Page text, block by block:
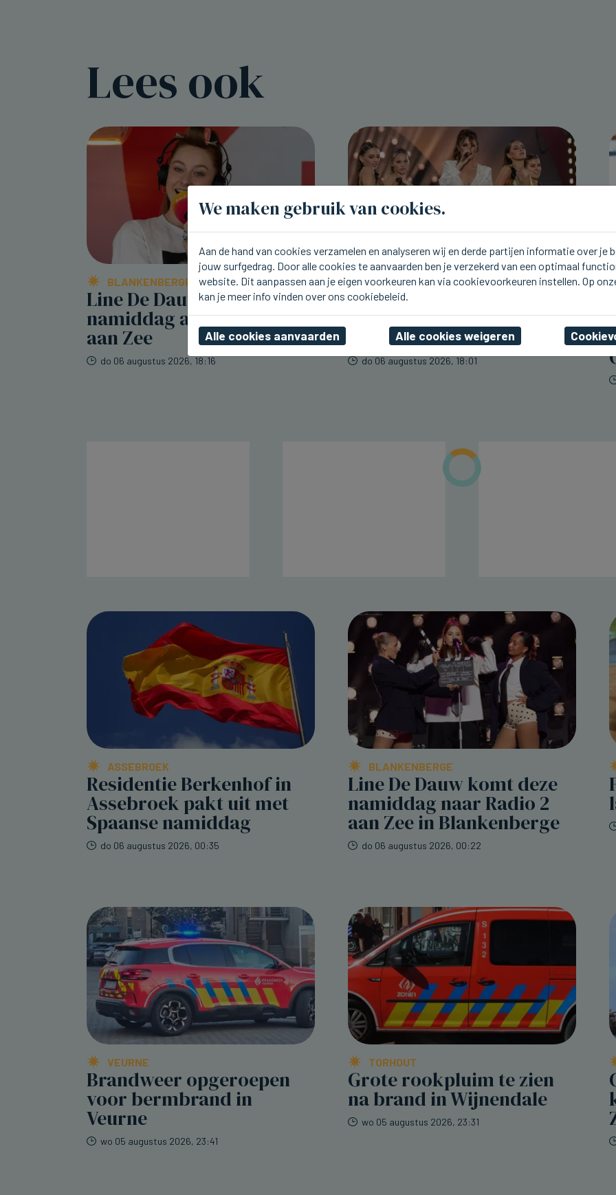
Lees ook
BLANKENBERGE
Line De Dauw kwam deze
namiddag al naar Radio 2
aan Zee
do 06 augustus 2026, 18:16
BLANKENBERGE
Opnamedagen voor
Zomerhit op tv vlot
verlopen
do 06 augustus 2026, 18:01
ASSEBROEK
Residentie Berkenhof in
Assebroek pakt uit met
Spaanse namiddag
do 06 augustus 2026, 00:35
BLANKENBERGE
Line De Dauw komt deze
namiddag naar Radio 2
aan Zee in Blankenberge
do 06 augustus 2026, 00:22
VEURNE
Brandweer opgeroepen
voor bermbrand in
Veurne
wo 05 augustus 2026, 23:41
TORHOUT
Grote rookpluim te zien
na brand in Wijnendale
wo 05 augustus 2026, 23:31
We maken gebruik van cookies.
Aan de hand van cookies verzamelen en analyseren wij en derde partijen informatie over je
jouw surfgedrag. Door alle cookies te aanvaarden ben je verzekerd van een optimaal
website. Dit aanpassen aan je eigen voorkeuren kan via cookievoorkeuren instellen. Op
kan je meer info vinden over ons cookiebeleid.
Alle cookies aanvaarden Alle cookies weigeren